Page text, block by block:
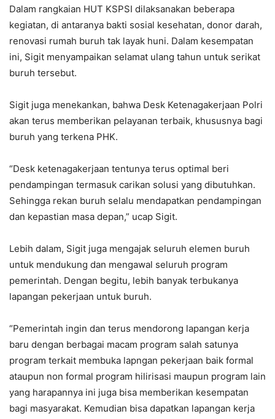
Dalam rangkaian HUT KSPSI dilaksanakan beberapa
kegiatan, di antaranya bakti sosial kesehatan, donor darah,
renovasi rumah buruh tak layak huni. Dalam kesempatan
ini, Sigit menyampaikan selamat ulang tahun untuk serikat
buruh tersebut.
Sigit juga menekankan, bahwa Desk Ketenagakerjaan Polri
akan terus memberikan pelayanan terbaik, khususnya bagi
buruh yang terkena PHK.
“Desk ketenagakerjaan tentunya terus optimal beri
pendampingan termasuk carikan solusi yang dibutuhkan.
Sehingga rekan buruh selalu mendapatkan pendampingan
dan kepastian masa depan,” ucap Sigit.
Lebih dalam, Sigit juga mengajak seluruh elemen buruh
untuk mendukung dan mengawal seluruh program
pemerintah. Dengan begitu, lebih banyak terbukanya
lapangan pekerjaan untuk buruh.
“Pemerintah ingin dan terus mendorong lapangan kerja
baru dengan berbagai macam program salah satunya
program terkait membuka lapngan pekerjaan baik formal
ataupun non formal program hilirisasi maupun program lain
yang harapannya ini juga bisa memberikan kesempatan
bagi masyarakat. Kemudian bisa dapatkan lapangan kerja